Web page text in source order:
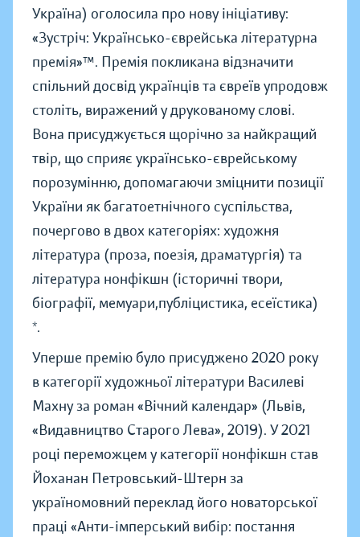
Україна) оголосила про нову ініціативу:
«Зустріч: Українсько-єврейська літературна
премія»™. Премія покликана відзначити
спільний досвід українців та євреїв упродовж
століть, виражений у друкованому слові.
Вона присуджується щорічно за найкращий
твір, що сприяє українсько-єврейському
порозумінню, допомагаючи зміцнити позиції
України як багатоетнічного суспільства,
почергово в двох категоріях: художня
література (проза, поезія, драматургія) та
література нонфікшн (історичні твори,
біографії, мемуари,публіцистика, есеїстика)
*.
Уперше премію було присуджено 2020 року
в категорії художньої літератури Василеві
Махну за роман «Вічний календар» (Львів,
«Видавництво Старого Лева», 2019). У 2021
році переможцем у категорії нонфікшн став
Йоханан Петровський-Штерн за
україномовний переклад його новаторської
праці «Анти-імперський вибір: постання